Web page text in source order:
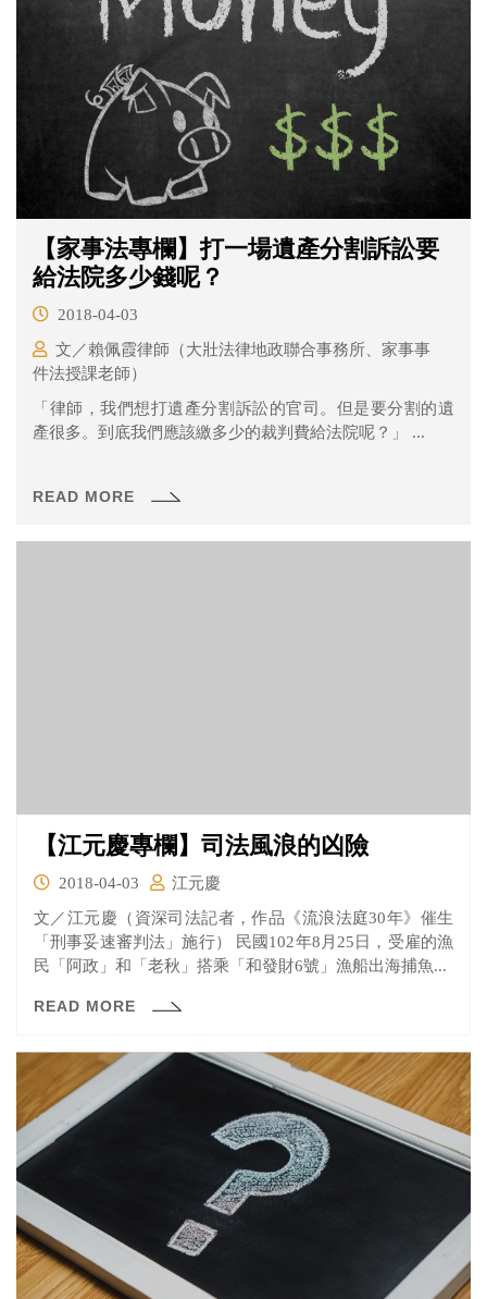
【家事法專欄】打一場遺產分割訴訟要
給法院多少錢呢？
2018-04-03
文／賴佩霞律師（大壯法律地政聯合事務所、家事事
件法授課老師）
「律師，我們想打遺產分割訴訟的官司。但是要分割的遺
產很多。到底我們應該繳多少的裁判費給法院呢？」 ...
READ MORE
【江元慶專欄】司法風浪的凶險
2018-04-03
江元慶
文／江元慶（資深司法記者，作品《流浪法庭30年》催生
「刑事妥速審判法」施行） 民國102年8月25日，受雇的漁
民「阿政」和「老秋」搭乘「和發財6號」漁船出海捕魚...
READ MORE